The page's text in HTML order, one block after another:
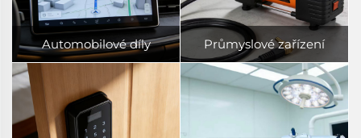
Automobilové díly Průmyslové zařízení